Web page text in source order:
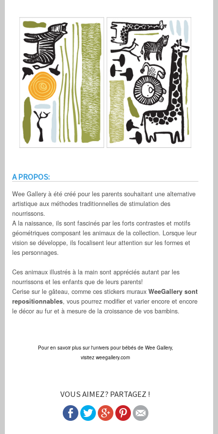
A PROPOS:
Wee Gallery à été créé pour les parents souhaitant une alternative
artistique aux méthodes traditionnelles de stimulation des
nourrissons.
A la naissance, ils sont fascinés par les forts contrastes et motifs
géométriques composant les animaux de la collection. Lorsque leur
vision se développe, ils focalisent leur attention sur les formes et
les personnages.
Ces animaux illustrés à la main sont appréciés autant par les
nourrissons et les enfants que de leurs parents!
Cerise sur le gâteau, comme ces stickers muraux WeeGallery sont
repositionnables, vous pourrez modifier et varier encore et encore
le décor au fur et à mesure de la croissance de vos bambins.
Pour en savoir plus sur l'univers pour bébés de Wee Gallery,
visitez weegallery.com
VOUS AIMEZ? PARTAGEZ !